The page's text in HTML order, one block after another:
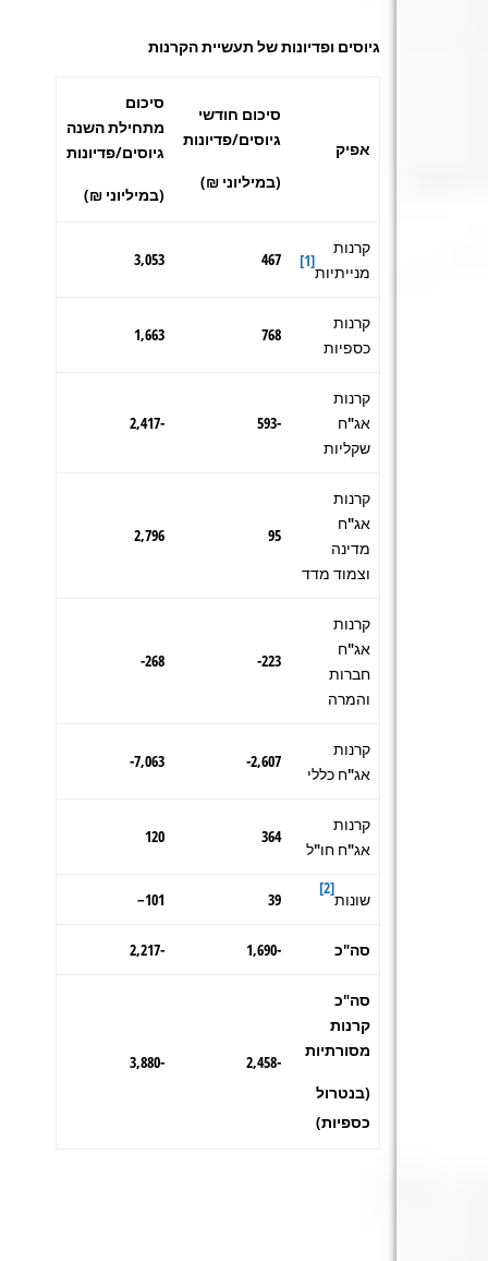
גיוסים ופדיונות של תעשיית הקרנות
אפיק
סיכום חודשי
גיוסים/פדיונות
(במיליוני ₪)
סיכום
מתחילת השנה
גיוסים/פדיונות
(במיליוני ₪)
קרנות
מנייתיות
[1]
467
3,053
קרנות
כספיות
768
1,663
קרנות
אג"ח
שקליות
-593
-2,417
קרנות
אג"ח
מדינה
וצמוד מדד
95
2,796
קרנות
אג"ח
חברות
והמרה
223-
268-
קרנות
אג"ח כללי
2,607-
7,063-
קרנות
אג"ח חו"ל
364
120
שונות
[2]
39
101
–
סה"כ -1,690
-2,217
סה"כ
קרנות
מסורתיות
(בנטרול
כספיות)
-2,458
-3,880